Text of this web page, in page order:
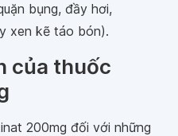
bụng, đầy hơi,
xen kẽ táo bón).
của thuốc
200mg đối với những